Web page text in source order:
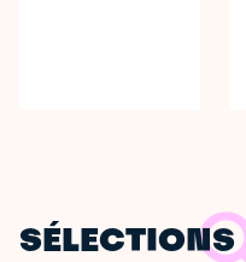
SÉLECTIONS